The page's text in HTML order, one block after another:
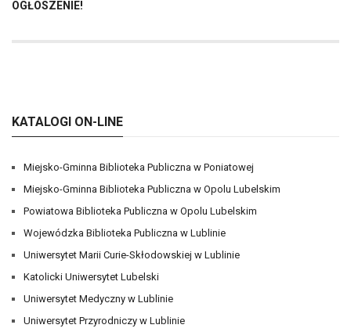
OGŁOSZENIE!
KATALOGI ON-LINE
Miejsko-Gminna Biblioteka Publiczna w Poniatowej
Miejsko-Gminna Biblioteka Publiczna w Opolu Lubelskim
Powiatowa Biblioteka Publiczna w Opolu Lubelskim
Wojewódzka Biblioteka Publiczna w Lublinie
Uniwersytet Marii Curie-Skłodowskiej w Lublinie
Katolicki Uniwersytet Lubelski
Uniwersytet Medyczny w Lublinie
Uniwersytet Przyrodniczy w Lublinie